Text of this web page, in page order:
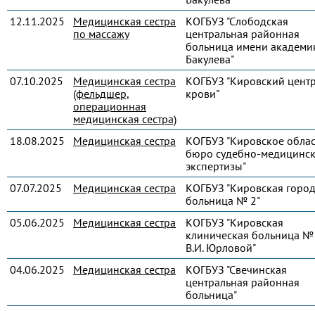
12.11.2025
Медицинская сестра
по массажу
КОГБУЗ "Слободская
центральная районная
больница имени
Бакулева"
07.10.2025
Медицинская сестра
(фельдшер,
операционная
медицинская сестра)
КОГБУЗ "Кировский
крови"
18.08.2025 Медицинская сестра
КОГБУЗ "Кировское
бюро судебно-
экспертизы"
07.07.2025
Медицинская сестра
КОГБУЗ "Кировская
больница № 2"
05.06.2025
Медицинская сестра
КОГБУЗ "Кировская
клиническая больница
В.И. Юрловой"
04.06.2025
Медицинская сестра
КОГБУЗ "Свечинская
центральная районная
больница"